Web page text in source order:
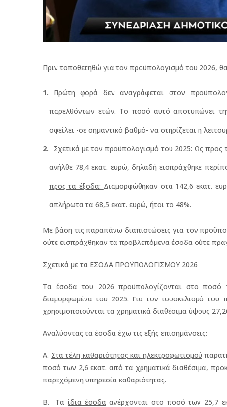
Πριν τοποθετηθώ για τον προϋπολογισμό του 2026,
Πρώτη φορά δεν αναγράφεται στον
παρελθόντων ετών. Το ποσό αυτό αποτυπώνει
οφείλει -σε σημαντικό βαθμό- να στηρίζεται η
Σχετικά με τον προϋπολογισμό του 2025: Ως προς
ανήλθε 78,4 εκατ. ευρώ, δηλαδή εισπράχθηκε
προς τα έξοδα: Διαμορφώθηκαν στα 142,6 εκατ.
απλήρωτα τα 68,5 εκατ. ευρώ, ήτοι το 48%.
Με βάση τις παραπάνω διαπιστώσεις για τον
ούτε εισπράχθηκαν τα προβλεπόμενα έσοδα ούτε
Σχετικά με τα ΕΣΟΔΑ ΠΡΟΫΠΟΛΟΓΙΣΜΟΥ 2026
Τα έσοδα του 2026 προϋπολογίζονται στο ποσό
διαμορφωμένα του 2025. Για τον ισοσκελισμό
χρησιμοποιούνται τα χρηματικά διαθέσιμα ύψους
Αναλύοντας τα έσοδα έχω τις εξής επισημάνσεις:
Α. Στα τέλη καθαριότητος και ηλεκτροφωτισμού
ποσό των 2,6 εκατ. από τα χρηματικά διαθέσιμα,
παρεχόμενη υπηρεσία καθαριότητας.
Β. Ταίδια έσοδα ανέρχονται στο ποσό των 25,7